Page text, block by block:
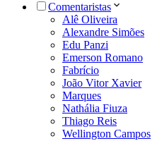
Comentaristas
Alê Oliveira
Alexandre Simões
Edu Panzi
Emerson Romano
Fabrício
João Vitor Xavier
Marques
Nathália Fiuza
Thiago Reis
Wellington Campos